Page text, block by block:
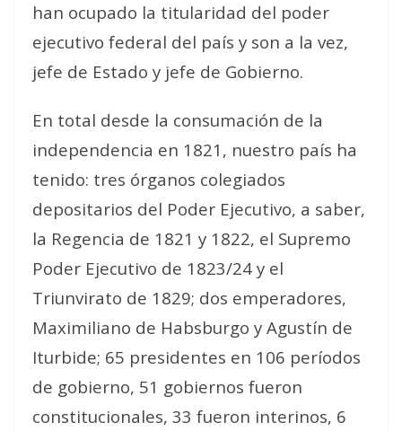
han ocupado la titularidad del poder
ejecutivo federal del país y son a la vez,
jefe de Estado y jefe de Gobierno.
En total desde la consumación de la
independencia en 1821, nuestro país ha
tenido: tres órganos colegiados
depositarios del Poder Ejecutivo, a saber,
la Regencia de 1821 y 1822, el Supremo
Poder Ejecutivo de 1823/24 y el
Triunvirato de 1829; dos emperadores,
Maximiliano de Habsburgo y Agustín de
Iturbide; 65 presidentes en 106 períodos
de gobierno, 51 gobiernos fueron
constitucionales, 33 fueron interinos, 6